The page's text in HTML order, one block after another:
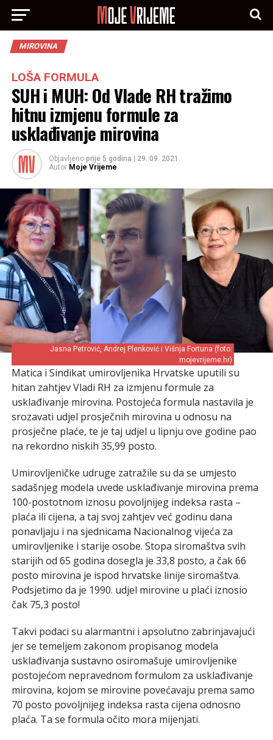
MIROVINA
LOŠA FORMULA
SUH i MUH: Od Vlade RH tražimo
hitnu izmjenu formule za
usklađivanje mirovina
Objavljeno prije 5 godina
29. 09. 2021.
Autor Moje Vrijeme
Jasna Petrović, Andrej Plenković i Višnja Fortuna (foto:
mojevrijeme.hr)
Matica i Sindikat umirovljenika Hrvatske uputili su
hitan zahtjev Vladi RH za izmjenu formule za
usklađivanje mirovina. Postojeća formula nastavila je
srozavati udjel prosječnih mirovina u odnosu na
prosječne plaće, te je taj udjel u lipnju ove godine pao
na rekordno niskih 35,99 posto.
Umirovljeničke udruge zatražile su da se umjesto
sadašnjeg modela uvede usklađivanje mirovina prema
100-postotnom iznosu povoljnijeg indeksa rasta –
plaća ili cijena, a taj svoj zahtjev već godinu dana
ponavljaju i na sjednicama Nacionalnog vijeća za
umirovljenike i starije osobe. Stopa siromaštva svih
starijih od 65 godina dosegla je 33,8 posto, a čak 66
posto mirovina je ispod hrvatske linije siromaštva.
Podsjetimo da je 1990. udjel mirovine u plaći iznosio
čak 75,3 posto!
Takvi podaci su alarmantni i apsolutno zabrinjavajući
jer se temeljem zakonom propisanog modela
usklađivanja sustavno osiromašuje umirovljenike
postojećom nepravednom formulom za usklađivanje
mirovina, kojom se mirovine povećavaju prema samo
70 posto povoljnijeg indeksa rasta cijena odnosno
plaća. Ta se formula očito mora mijenjati.